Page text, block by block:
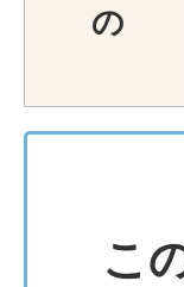
の
こ